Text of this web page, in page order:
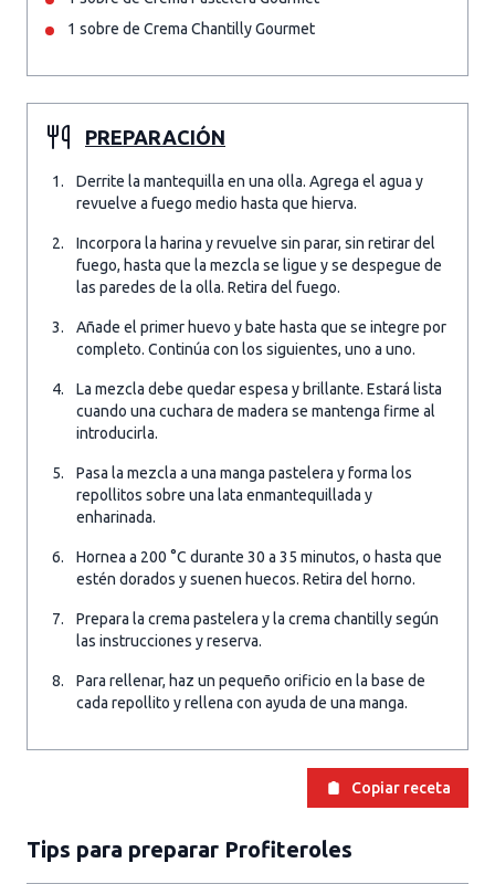
1 sobre de Crema Chantilly Gourmet
PREPARACIÓN
Derrite la mantequilla en una olla. Agrega el agua y
revuelve a fuego medio hasta que hierva.
Incorpora la harina y revuelve sin parar, sin retirar del
fuego, hasta que la mezcla se ligue y se despegue de
las paredes de la olla. Retira del fuego.
Añade el primer huevo y bate hasta que se integre por
completo. Continúa con los siguientes, uno a uno.
La mezcla debe quedar espesa y brillante. Estará lista
cuando una cuchara de madera se mantenga firme al
introducirla.
Pasa la mezcla a una manga pastelera y forma los
repollitos sobre una lata enmantequillada y
enharinada.
Hornea a 200 °C durante 30 a 35 minutos, o hasta que
estén dorados y suenen huecos. Retira del horno.
Prepara la crema pastelera y la crema chantilly según
las instrucciones y reserva.
Para rellenar, haz un pequeño orificio en la base de
cada repollito y rellena con ayuda de una manga.
Copiar receta
Tips para preparar Profiteroles